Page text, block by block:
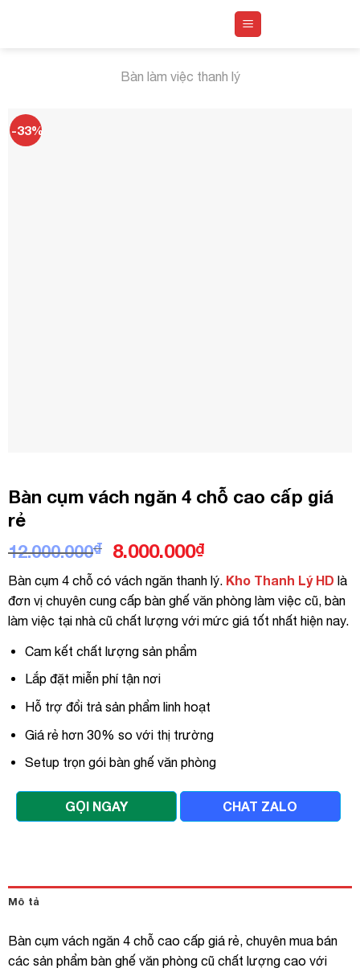
Bàn làm việc thanh lý
-33%
Bàn cụm vách ngăn 4 chỗ cao cấp giá
rẻ
12.000.000₫
Giá
là:
12.000.000₫.
8.000.000₫Giá
tại
là:
8.000.000₫.
Bàn cụm 4 chỗ có vách ngăn thanh lý. Kho Thanh Lý HD là
đơn vị chuyên cung cấp bàn ghế văn phòng làm việc cũ, bàn
làm việc tại nhà cũ chất lượng với mức giá tốt nhất hiện nay.
Cam kết chất lượng sản phẩm
Lắp đặt miễn phí tận nơi
Hỗ trợ đổi trả sản phẩm linh hoạt
Giá rẻ hơn 30% so với thị trường
Setup trọn gói bàn ghế văn phòng
GỌI NGAY CHAT ZALO
Mô tả
Bàn cụm vách ngăn 4 chỗ cao cấp giá rẻ, chuyên mua bán
các sản phẩm bàn ghế văn phòng cũ chất lượng cao với